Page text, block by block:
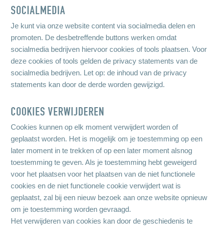
SOCIALMEDIA
Je kunt via onze website content via socialmedia delen en
promoten. De desbetreffende buttons werken omdat
socialmedia bedrijven hiervoor cookies of tools plaatsen. Voor
deze cookies of tools gelden de privacy statements van de
socialmedia bedrijven. Let op: de inhoud van de privacy
statements kan door de derde worden gewijzigd.
COOKIES VERWIJDEREN
Cookies kunnen op elk moment verwijdert worden of
geplaatst worden. Het is mogelijk om je toestemming op een
later moment in te trekken of op een later moment alsnog
toestemming te geven. Als je toestemming hebt geweigerd
voor het plaatsen voor het plaatsen van de niet functionele
cookies en de niet functionele cookie verwijdert wat is
geplaatst, zal bij een nieuw bezoek aan onze website opnieuw
om je toestemming worden gevraagd.
Het verwijderen van cookies kan door de geschiedenis te